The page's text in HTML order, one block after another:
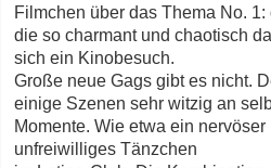
Filmchen über das Thema No.
die so charmant und chaotisch
sich ein Kinobesuch.
Große neue Gags gibt es nicht.
einige Szenen sehr witzig an
Momente. Wie etwa ein
unfreiwilliges Tänzchen